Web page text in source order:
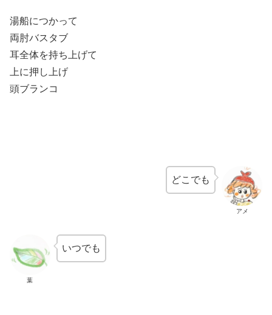
湯船につかって
両肘バスタブ
耳全体を持ち上げて
上に押し上げ
頭ブランコ
アメ
どこでも
葉
いつでも